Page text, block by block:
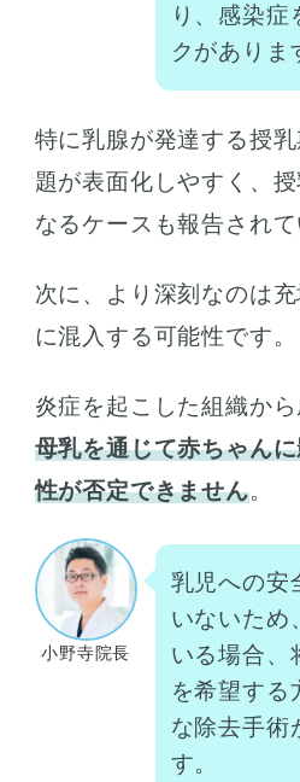
り、感染症
クがありま
特に乳腺が発達する授
題が表面化しやすく、
なるケースも報告されて
次に、より深刻なのは
に混入する可能性です。
炎症を起こした組織から
母乳を通じて赤ちゃん
性が否定できません。
小野寺院長
乳児への安
いないため
いる場合、
を希望する
な除去手術
す。